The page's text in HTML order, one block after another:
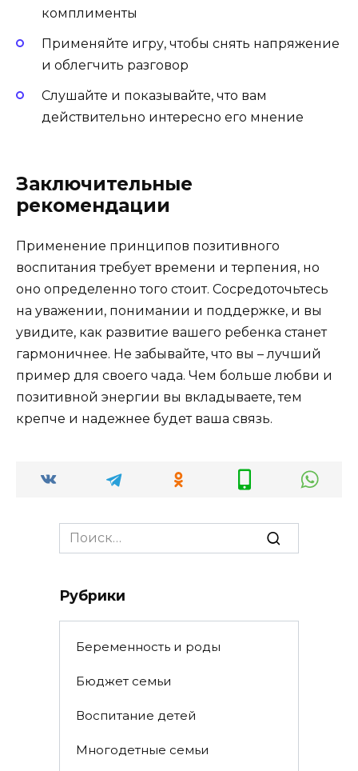
комплименты
Применяйте игру, чтобы снять напряжение
и облегчить разговор
Слушайте и показывайте, что вам
действительно интересно его мнение
Заключительные
рекомендации
Применение принципов позитивного
воспитания требует времени и терпения, но
оно определенно того стоит. Сосредоточьтесь
на уважении, понимании и поддержке, и вы
увидите, как развитие вашего ребенка станет
гармоничнее. Не забывайте, что вы – лучший
пример для своего чада. Чем больше любви и
позитивной энергии вы вкладываете, тем
крепче и надежнее будет ваша связь.
Search
for:
Рубрики
Беременность и роды
Бюджет семьи
Воспитание детей
Многодетные семьи